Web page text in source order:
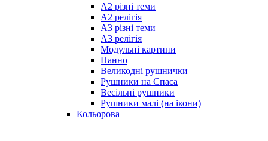
А2 різні теми
А2 релігія
А3 різні теми
А3 релігія
Модульні картини
Панно
Великодні рушнички
Рушники на Спаса
Весільні рушники
Рушники малі (на ікони)
Кольорова